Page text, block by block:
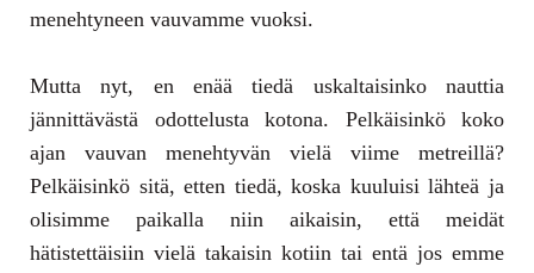
menehtyneen vauvamme vuoksi.
Mutta nyt, en enää tiedä uskaltaisinko nauttia
jännittävästä odottelusta kotona. Pelkäisinkö koko
ajan vauvan menehtyvän vielä viime metreillä?
Pelkäisinkö sitä, etten tiedä, koska kuuluisi lähteä ja
olisimme paikalla niin aikaisin, että meidät
hätistettäisiin vielä takaisin kotiin tai entä jos emme